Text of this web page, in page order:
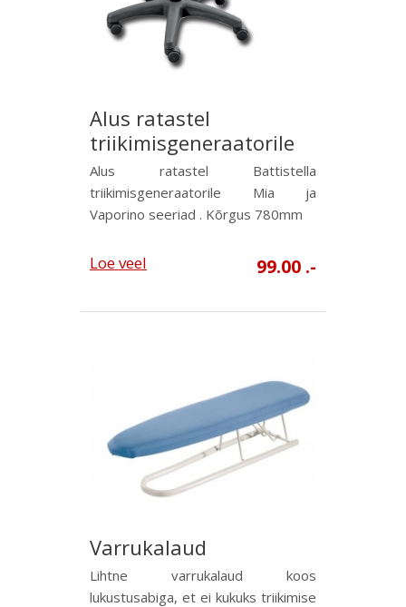
Alus ratastel
triikimisgeneraatorile
Alus ratastel Battistella
triikimisgeneraatorile Mia ja
Vaporino seeriad . Kõrgus 780mm
Loe veel 99.00 .-
Varrukalaud
Lihtne varrukalaud koos
lukustusabiga, et ei kukuks triikimise